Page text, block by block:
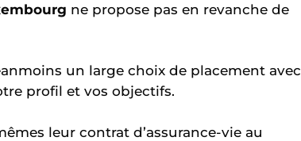
ne propose pas en revanche de
un large choix de placement avec
profil et vos objectifs.
leur contrat d’assurance-vie au